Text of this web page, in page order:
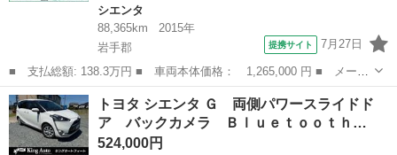
シエンタ
88,365km
2015年
岩手郡
提携サイト 7月27日
■ 支払総額: 138.3万円 ■ 車両本体価格： 1,265,000 円 ■ メーカ
ー名： トヨタ ■ 車種名： シエンタ ■ グレード名： Ｇ ４Ｗ
Ｄ 寒冷地 衝突被害軽減システム メモリーナビ バックカメラ
両側電動...
岩手 岩手郡 シエンタ
トヨタ シエンタ Ｇ 両側パワースライドド
ア バックカメラ Ｂｌｕｅｔｏｏｔｈ…
524,000円